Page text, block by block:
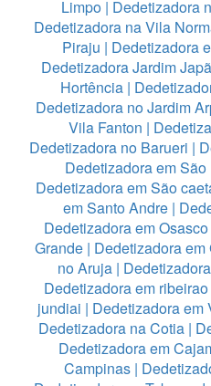
Limpo | Dedetizadora
Dedetizadora na Vila
Piraju | Dedetizadora
Dedetizadora Jardim
Hortência |
Dedetizadora no Jardim
Vila Fanton |
Dedetizadora no Barueri |
Dedetizadora em
Dedetizadora em São
em Santo Andre|
Dedetizadora em Osasco
Grande| Dedetizadora em
no Aruja |
Dedetizadora em
jundiai | Dedetizadora em
Dedetizadora na Cotia |
Dedetizadora em
Campinas|